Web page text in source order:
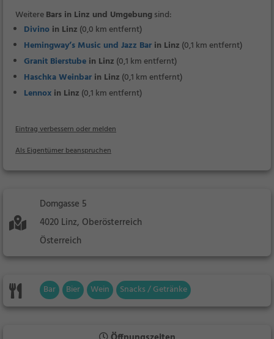
WeitereBars in Linz und Umgebungsind:
Divino in Linz (0,0 km entfernt)
Hemingway’s Music und Jazz Bar in Linz (0,1 km entfernt)
Granit Bierstube in Linz (0,1 km entfernt)
Haschka Weinbar in Linz (0,1 km entfernt)
Lennox in Linz (0,1 km entfernt)
Eintrag verbessern oder melden
Als Eigentümer beanspruchen
Domgasse 5
4020 Linz, Oberösterreich
Österreich
Bar Bier Wein Snacks / Getränke